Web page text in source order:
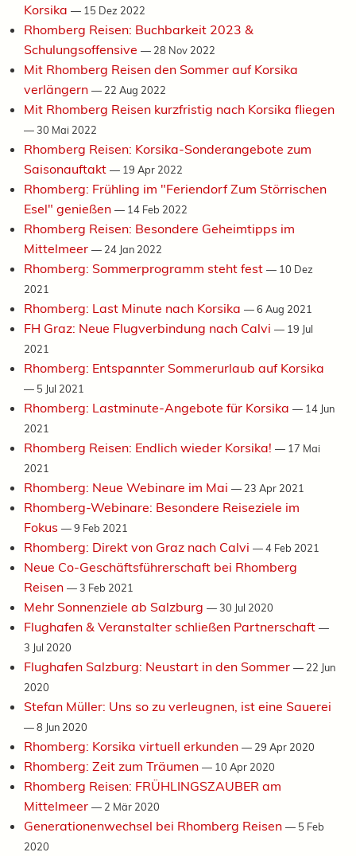
Korsika — 15 Dez 2022
Rhomberg Reisen: Buchbarkeit 2023 &
Schulungsoffensive — 28 Nov 2022
Mit Rhomberg Reisen den Sommer auf Korsika
verlängern — 22 Aug 2022
Mit Rhomberg Reisen kurzfristig nach Korsika fliegen
—30 Mai 2022
Rhomberg Reisen: Korsika-Sonderangebote zum
Saisonauftakt — 19 Apr 2022
Rhomberg: Frühling im "Feriendorf Zum Störrischen
Esel" genießen — 14 Feb 2022
Rhomberg Reisen: Besondere Geheimtipps im
Mittelmeer — 24 Jan 2022
Rhomberg: Sommerprogramm steht fest — 10 Dez
2021
Rhomberg: Last Minute nach Korsika —6 Aug 2021
FH Graz: Neue Flugverbindung nach Calvi — 19 Jul
2021
Rhomberg: Entspannter Sommerurlaub auf Korsika
— 5 Jul 2021
Rhomberg: Lastminute-Angebote für Korsika — 14 Jun
2021
Rhomberg Reisen: Endlich wieder Korsika! — 17 Mai
2021
Rhomberg: Neue Webinare im Mai — 23 Apr 2021
Rhomberg-Webinare: Besondere Reiseziele im
Fokus —9 Feb 2021
Rhomberg: Direkt von Graz nach Calvi —4 Feb 2021
Neue Co-Geschäftsführerschaft bei Rhomberg
Reisen —3 Feb 2021
Mehr Sonnenziele ab Salzburg —30 Jul 2020
Flughafen & Veranstalter schließen Partnerschaft —
3 Jul 2020
Flughafen Salzburg: Neustart in den Sommer — 22 Jun
2020
Stefan Müller: Uns so zu verleugnen, ist eine Sauerei
—8 Jun 2020
Rhomberg: Korsika virtuell erkunden — 29 Apr 2020
Rhomberg: Zeit zum Träumen — 10 Apr 2020
Rhomberg Reisen: FRÜHLINGSZAUBER am
Mittelmeer — 2 Mär 2020
Generationenwechsel bei Rhomberg Reisen — 5 Feb
2020